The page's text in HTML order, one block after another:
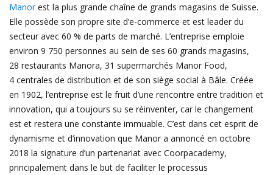
Manorest la plus grande chaîne de grands magasins de Suisse.
Elle possède son propre site d’e-commerce et est leader du
secteur avec 60 % de parts de marché. L’entreprise emploie
environ 9 750 personnes au sein de ses 60 grands magasins,
28 restaurants Manora, 31 supermarchés Manor Food,
4 centrales de distribution et de son siège social à Bâle. Créée
en 1902, l’entreprise est le fruit d’une rencontre entre tradition et
innovation, qui a toujours su se réinventer, car le changement
est et restera une constante immuable. C’est dans cet esprit de
dynamisme et d’innovation que Manor a annoncé en octobre
2018 la signature d’un partenariat avec Coorpacademy,
principalement dans le but de faciliter le processus